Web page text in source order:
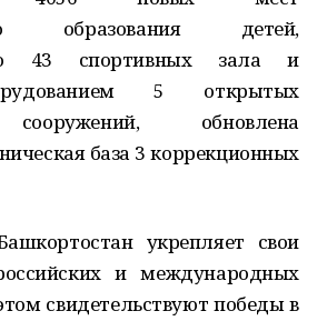
образования детей,
43 спортивных зала и
5 открытых
обновлена
база 3 коррекционных
укрепляет свои
и международных
свидетельствуют победы в